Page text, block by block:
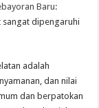
Baru:
sangat dipengaruhi
adalah
dan nilai
dan berpatokan